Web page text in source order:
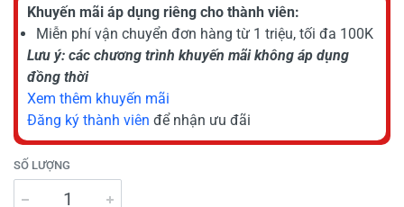
Khuyến mãi áp dụng riêng cho thành viên:
Miễn phí vận chuyển đơn hàng từ 1 triệu, tối đa 100K
Lưu ý: các chương trình khuyến mãi không áp dụng
đồng thời
Xem thêm khuyến mãi
Đăng ký thành viên để nhận ưu đãi
SỐ LƯỢNG